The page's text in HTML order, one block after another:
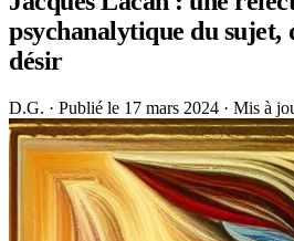
psychanalytique du sujet,
désir
D.G. · Publié le 17 mars 2024 · Mis à